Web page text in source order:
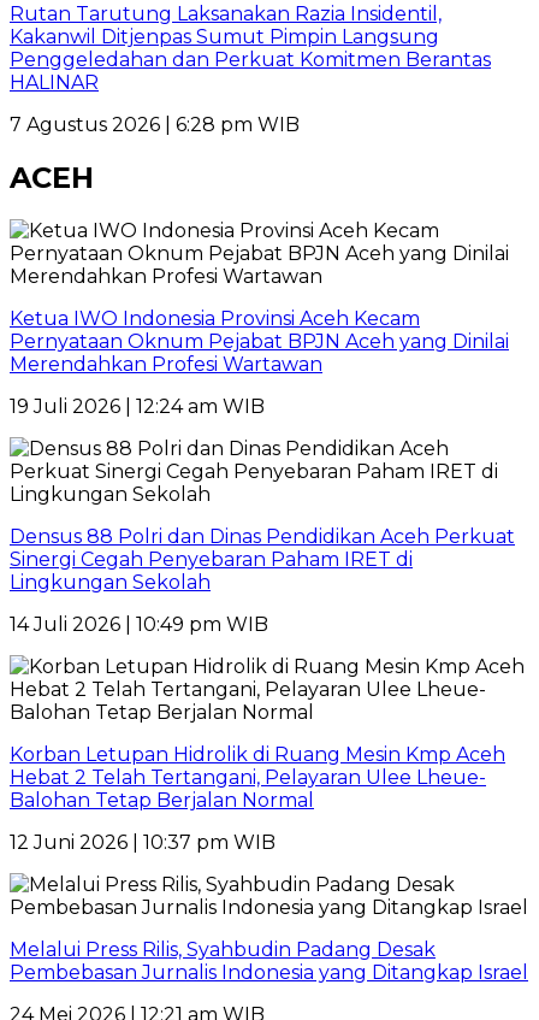
Rutan Tarutung Laksanakan Razia Insidentil,
Kakanwil Ditjenpas Sumut Pimpin Langsung
Penggeledahan dan Perkuat Komitmen Berantas
HALINAR
7 Agustus 2026 | 6:28 pm WIB
ACEH
Ketua IWO Indonesia Provinsi Aceh Kecam
Pernyataan Oknum Pejabat BPJN Aceh yang Dinilai
Merendahkan Profesi Wartawan
19 Juli 2026 | 12:24 am WIB
Densus 88 Polri dan Dinas Pendidikan Aceh Perkuat
Sinergi Cegah Penyebaran Paham IRET di
Lingkungan Sekolah
14 Juli 2026 | 10:49 pm WIB
Korban Letupan Hidrolik di Ruang Mesin Kmp Aceh
Hebat 2 Telah Tertangani, Pelayaran Ulee Lheue-
Balohan Tetap Berjalan Normal
12 Juni 2026 | 10:37 pm WIB
Melalui Press Rilis, Syahbudin Padang Desak
Pembebasan Jurnalis Indonesia yang Ditangkap Israel
24 Mei 2026 | 12:21 am WIB